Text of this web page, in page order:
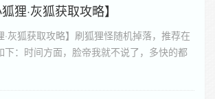
狸·灰狐获取攻略】
·灰狐获取攻略】刷狐狸怪随机掉落，推荐在
下：时间方面，脸帝我就不说了，多快的都